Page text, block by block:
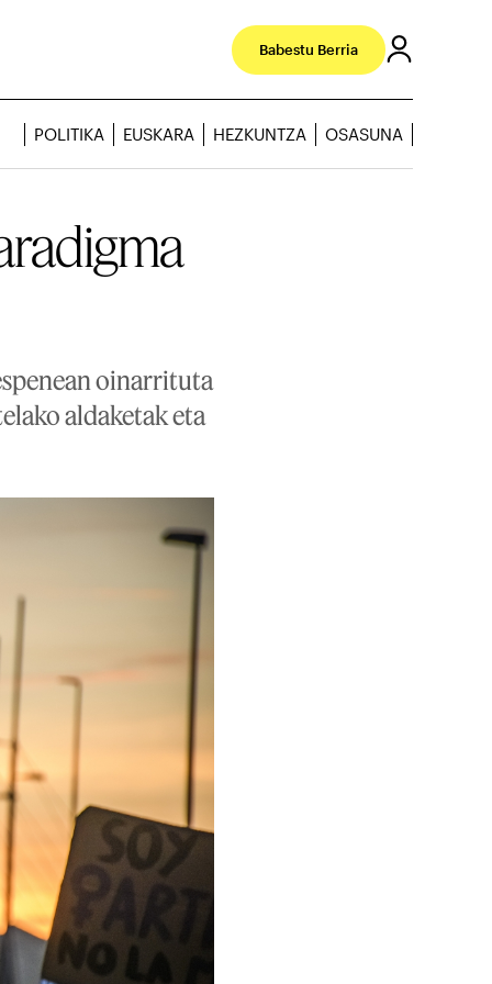
Babestu Berria
POLITIKA EUSKARA HEZKUNTZA OSASUNA
oinarrituta
aldaketak eta